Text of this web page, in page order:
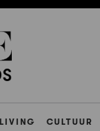
LIVING CULTUUR